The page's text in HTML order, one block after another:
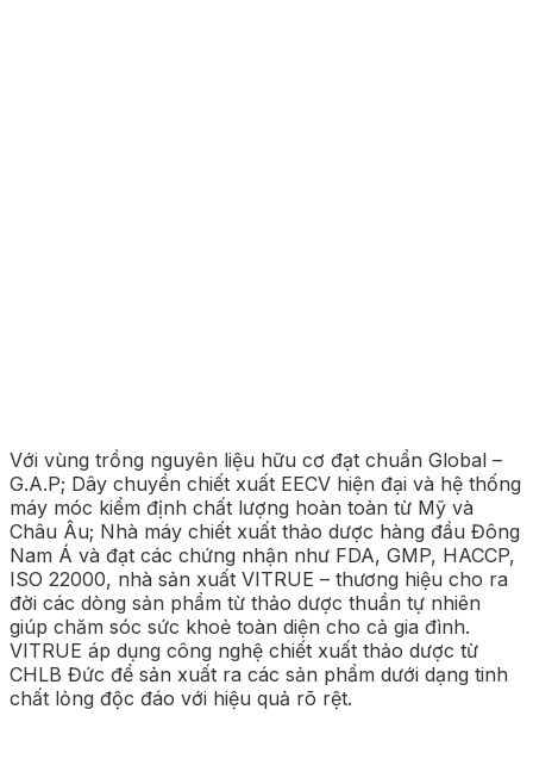
Với vùng trồng nguyên liệu hữu cơ đạt chuẩn Global –
G.A.P; Dây chuyền chiết xuất EECV hiện đại và hệ thống
máy móc kiểm định chất lượng hoàn toàn từ Mỹ và
Châu Âu; Nhà máy chiết xuất thảo dược hàng đầu Đông
Nam Á và đạt các chứng nhận như FDA, GMP, HACCP,
ISO 22000, nhà sản xuất VITRUE – thương hiệu cho ra
đời các dòng sản phẩm từ thảo dược thuần tự nhiên
giúp chăm sóc sức khoẻ toàn diện cho cả gia đình.
VITRUE áp dụng công nghệ chiết xuất thảo dược từ
CHLB Đức để sản xuất ra các sản phẩm dưới dạng tinh
chất lỏng độc đáo với hiệu quả rõ rệt.